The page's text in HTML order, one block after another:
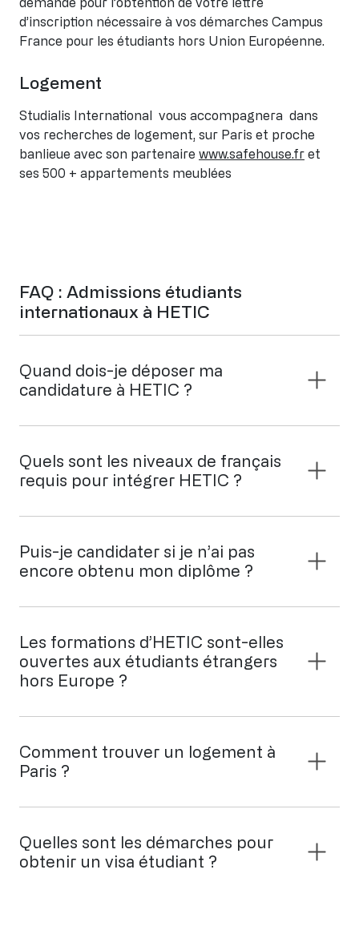
d’inscription nécessaire à vos démarches Campus
France pour les étudiants hors Union Européenne.
Logement
Studialis International vous accompagnera dans
vos recherches de logement, sur Paris et proche
banlieue avec son partenaire www.safehouse.fr et
ses 500 + appartements meublées
FAQ : Admissions étudiants
internationaux à HETIC
Quand dois-je déposer ma
candidature à HETIC ?
Quels sont les niveaux de français
requis pour intégrer HETIC ?
Puis-je candidater si je n’ai pas
encore obtenu mon diplôme ?
Les formations d’HETIC sont-elles
ouvertes aux étudiants étrangers
hors Europe ?
Comment trouver un logement à
Paris ?
Quelles sont les démarches pour
obtenir un visa étudiant ?